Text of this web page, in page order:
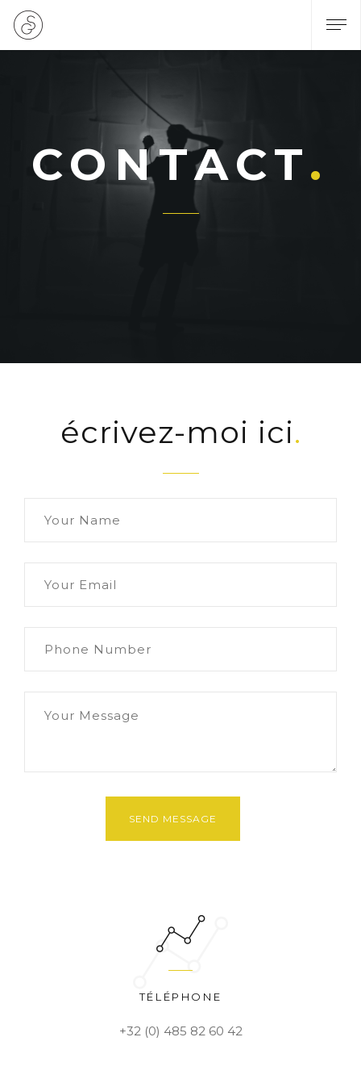
CONTACT
écrivez-moi ici
TÉLÉPHONE
+32 (0) 485 82 60 42